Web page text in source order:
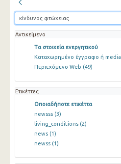
Αντικείμενο
Τα στοιχεία ενεργητικού
Καταχωρημένο έγγραφο ή media
Περιεχόμενο Web (49)
Ετικέττες
Οποιαδήποτε ετικέττα
newsss (3)
living_conditions (2)
news (1)
newss (1)